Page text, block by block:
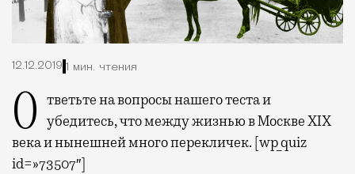
12.12.2019 1 мин. чтения
Ответьте на вопросы нашего теста и убедитесь, что между жизнью в Москве XIX
века и нынешней много перекличек. [wp_quiz
id=»73507″]